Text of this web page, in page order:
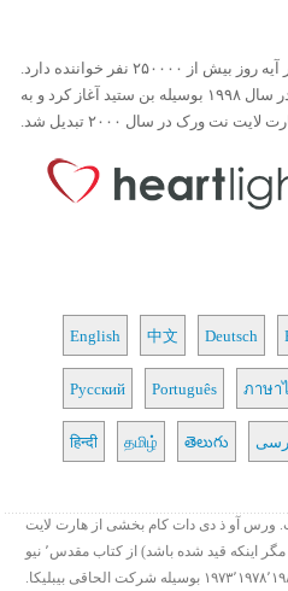
۲۵۰۰۰۰ نفر خواننده دارد.
ورس آو ذ دی دات کام کار خود را در سال ۱۹۹۸ بوسیله بن ستید آغاز کرد و به
نت ورک در سال ۲۰۰۰ تبدیل شد.
English 中文 Deutsch
Русский Português ภาษา
हिन्दी தமிழ் తెలుగు
لایت. ورس آو ذ دی دات کام بخشی از هارت لایت
نت ورک است. تمام نقل قولها ( مگر اینکه قید شده باشد) از کتاب مقدس٬ نیو
انترناشنال ورژن برگرفته شده. ۱۹۷۳٬۱۹۷۸٬۱۹۸۴٬۲۰۱۱ بوسیله شرکت الحاقی بیبلیکا.